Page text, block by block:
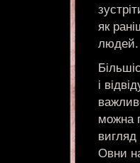
як
людей.
і
можна
Овни